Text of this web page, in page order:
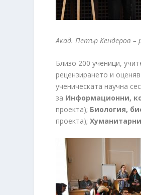
Акад. Петър Кендеров –
Близо 200 ученици,
рецензирането и
ученическата научна
за Информационни,
проекта); Биология,
проекта);